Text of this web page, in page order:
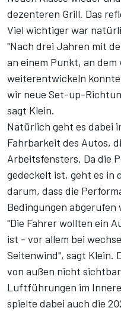
dezenteren Grill. Das
Viel wichtiger war
"Nach drei Jahren mit
an einem Punkt, an
weiterentwickeln
wir neue Set-up-
sagt Klein.
Natürlich geht es dabei
Fahrbarkeit des Autos,
Arbeitsfensters. Da die
gedeckelt ist, geht es in
darum, dass die
Bedingungen abgerufen
"Die Fahrer wollten ein
ist - vor allem bei
Seitenwind", sagt Klein.
von außen nicht
Luftführungen im
spielte dabei auch die